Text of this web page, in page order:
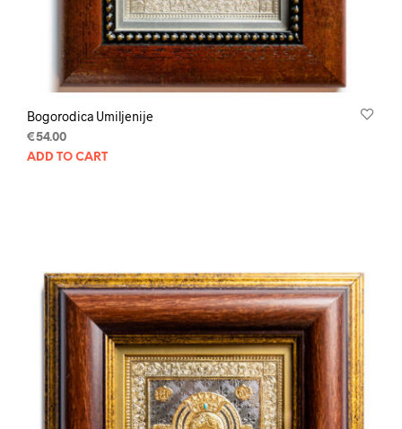
Bogorodica Umiljenije
€54.00
ADD TO CART